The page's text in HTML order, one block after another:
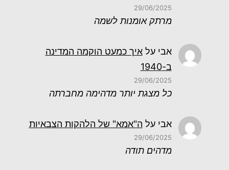
29/06/2025
מרתק אומנות לשמה
אבי עלאיך כמעט הוקמה המדינה
ב-1940
29/06/2025
כל מצגת יותר מדהימה מחברתה
אבי על ה"אמא" של הלהקות הצבאיות
29/06/2025
מדהים תודה